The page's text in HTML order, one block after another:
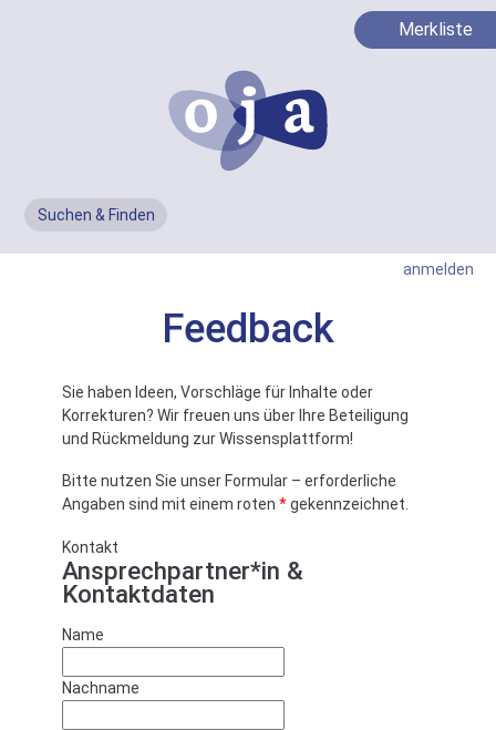
Suchen & Finden
Merkliste
anmelden
Feedback
Sie haben Ideen, Vorschläge für Inhalte oder
Korrekturen? Wir freuen uns über Ihre Beteiligung
und Rückmeldung zur Wissensplattform!
Bitte nutzen Sie unser Formular – erforderliche
Angaben sind mit einem roten *gekennzeichnet.
Kontakt
Ansprechpartner*in &
Kontaktdaten
Name
Nachname